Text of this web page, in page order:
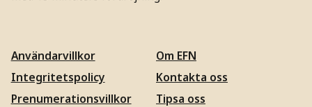
Användarvillkor
Integritetspolicy
Prenumerationsvillkor
Om EFN
Kontakta oss
Tipsa oss